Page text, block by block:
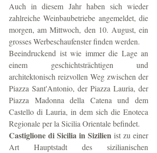
Auch in diesem Jahr haben sich wieder
zahlreiche Weinbaubetriebe angemeldet, die
morgen, am Mittwoch, den 10. August, ein
grosses Werbeschaufenster finden werden.
Beeindruckend ist wie immer die Lage an
einem geschichtsträchtigen und
architektonisch reizvollen Weg zwischen der
Piazza Sant'Antonio, der Piazza Lauria, der
Piazza Madonna della Catena und dem
Castello di Lauria, in dem sich die Enoteca
Regionale per la Sicilia Orientale befindet.
Castiglione di Sicilia in Sizilien ist zu einer
Art Hauptstadt des sizilianischen